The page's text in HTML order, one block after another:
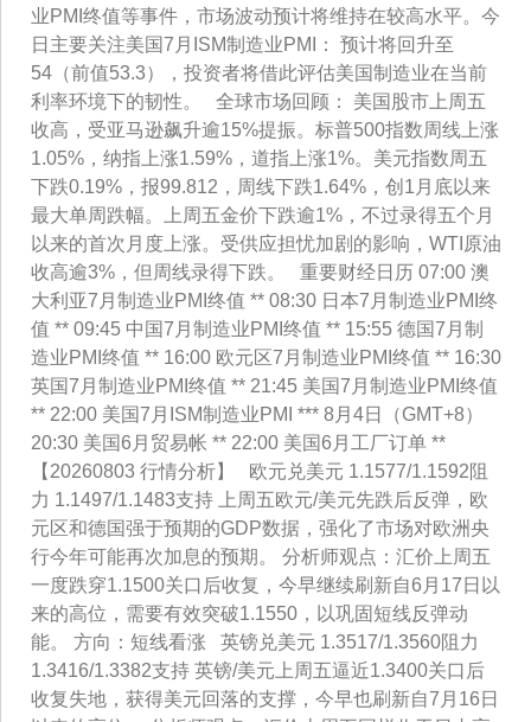
业PMI终值等事件，市场波动预计将维持在较高水平。今
日主要关注美国7月ISM制造业PMI： 预计将回升至
54（前值53.3），投资者将借此评估美国制造业在当前
利率环境下的韧性。 全球市场回顾： 美国股市上周五
收高，受亚马逊飙升逾15%提振。标普500指数周线上涨
1.05%，纳指上涨1.59%，道指上涨1%。美元指数周五
下跌0.19%，报99.812，周线下跌1.64%，创1月底以来
最大单周跌幅。上周五金价下跌逾1%，不过录得五个月
以来的首次月度上涨。受供应担忧加剧的影响，WTI原油
收高逾3%，但周线录得下跌。 重要财经日历 07:00 澳
大利亚7月制造业PMI终值 ** 08:30 日本7月制造业PMI终
值 ** 09:45 中国7月制造业PMI终值 ** 15:55 德国7月制
造业PMI终值 ** 16:00 欧元区7月制造业PMI终值 ** 16:30
英国7月制造业PMI终值 ** 21:45 美国7月制造业PMI终值
** 22:00 美国7月ISM制造业PMI *** 8月4日（GMT+8）
20:30 美国6月贸易帐 ** 22:00 美国6月工厂订单 **
【20260803 行情分析】 欧元兑美元 1.1577/1.1592阻
力 1.1497/1.1483支持 上周五欧元/美元先跌后反弹，欧
元区和德国强于预期的GDP数据，强化了市场对欧洲央
行今年可能再次加息的预期。 分析师观点：汇价上周五
一度跌穿1.1500关口后收复，今早继续刷新自6月17日以
来的高位，需要有效突破1.1550，以巩固短线反弹动
能。 方向：短线看涨 英镑兑美元 1.3517/1.3560阻力
1.3416/1.3382支持 英镑/美元上周五逼近1.3400关口后
收复失地，获得美元回落的支撑，今早也刷新自7月16日